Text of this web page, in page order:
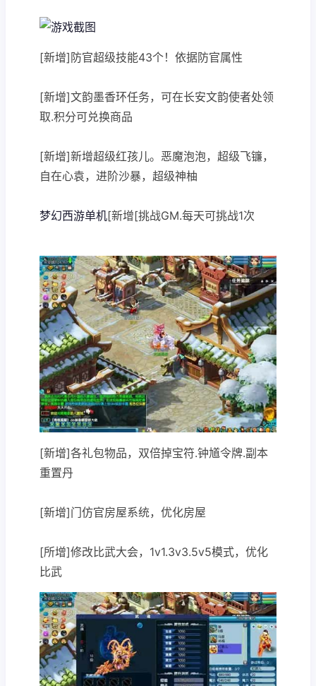
[新增]防官超级技能43个！依据防官属性
[新增]文韵墨香环任务，可在长安文韵使者处领
取.积分可兑换商品
[新增]新增超级红孩儿。恶魔泡泡，超级飞镰，
自在心袁，进阶沙暴，超级神柚
梦幻西游单机[新增[挑战GM.每天可挑战1次
[新增]各礼包物品，双倍掉宝符.钟馗令牌.副本
重置丹
[新增]门仿官房屋系统，优化房屋
[所增]修改比武大会，1v1.3v3.5v5模式，优化
比武